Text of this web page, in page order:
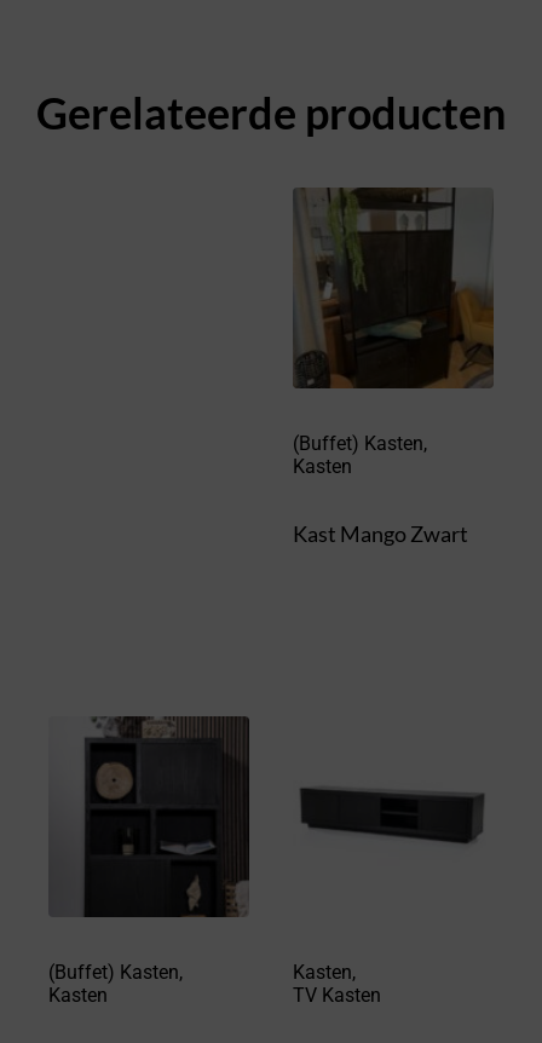
Gerelateerde producten
(Buffet) Kasten,
Kasten
Kast Mango Zwart
(Buffet) Kasten,
Kasten
Kasten,
TV Kasten